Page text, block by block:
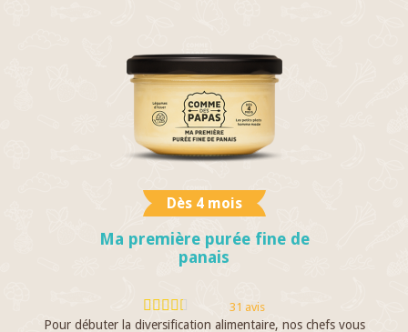
Dès 4 mois
Ma première purée fine de
panais
31 avis
Pour débuter la diversification alimentaire, nos chefs vous